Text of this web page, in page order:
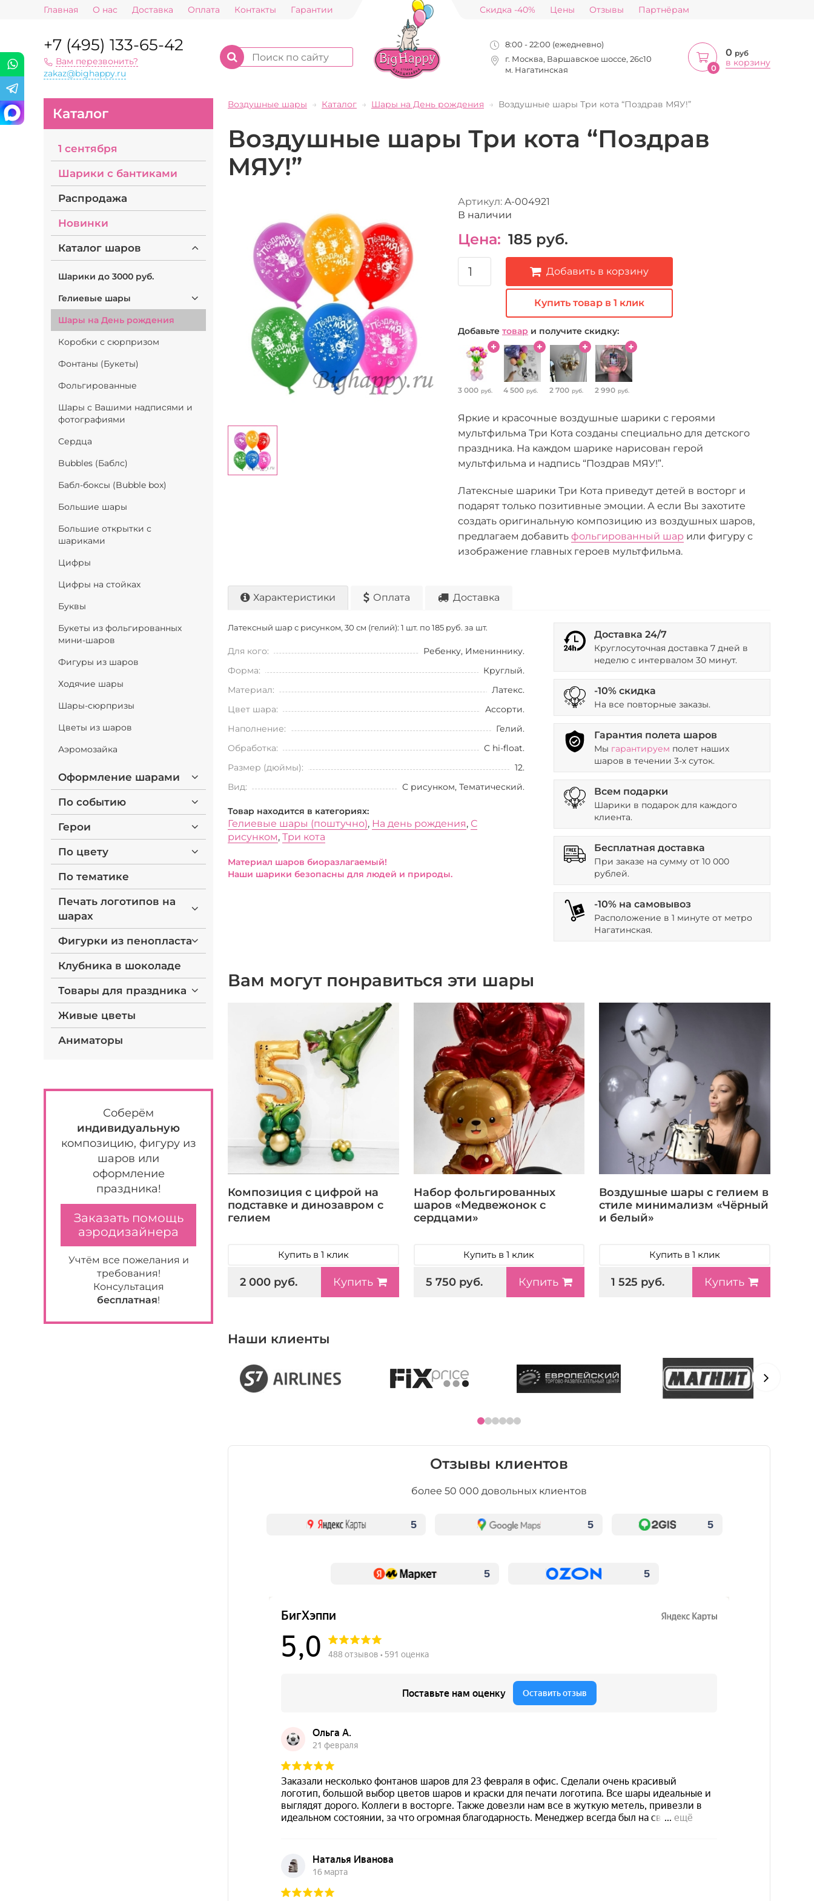
Главная О нас Доставка Оплата Контакты Гарантии Скидка -40% Цены Отзывы Партнёрам
+7 (495) 133-65-42
Вам перезвонить?
zakaz@bighappy.ru
8:00 - 22:00 (ежедневно)
г. Москва, Варшавское шоссе, 26с10
м. Нагатинская
0
0 руб
в корзину
Каталог
1 сентября
Шарики с бантиками
Распродажа
Новинки
Каталог шаров
Шарики до 3000 руб.
Гелиевые шары
Шары на День рождения
Коробки с сюрпризом
Фонтаны (Букеты)
Фольгированные
Шары с Вашими надписями и
фотографиями
Сердца
Bubbles (Баблс)
Бабл-боксы (Bubble box)
Большие шары
Большие открытки с
шариками
Цифры
Цифры на стойках
Буквы
Букеты из фольгированных
мини-шаров
Фигуры из шаров
Ходячие шары
Шары-сюрпризы
Цветы из шаров
Аэромозайка
Оформление шарами
По событию
Герои
По цвету
По тематике
Печать логотипов на
шарах
Фигурки из пенопласта
Клубника в шоколаде
Товары для праздника
Живые цветы
Аниматоры
Соберём
индивидуальную
композицию, фигуру из
шаров или
оформление
праздника!
Заказать помощь
аэродизайнера
Учтём все пожелания и
требования!
Консультация
бесплатная!
Воздушные шары Каталог Шары на День рождения Воздушные шары Три кота “Поздрав МЯУ!”
Воздушные шары Три кота “Поздрав
МЯУ!”
Артикул: A-004921
В наличии
Цена: 185 руб.
Добавить в корзину
Купить товар в 1 клик
Добавьте товар и получите скидку:
3 000 руб. 4 500 руб. 2 700 руб. 2 990 руб.
Яркие и красочные воздушные шарики с героями
мультфильма Три Кота созданы специально для детского
праздника. На каждом шарике нарисован герой
мультфильма и надпись “Поздрав МЯУ!”.
Латексные шарики Три Кота приведут детей в восторг и
подарят только позитивные эмоции. А если Вы захотите
создать оригинальную композицию из воздушных шаров,
предлагаем добавить фольгированный шар или фигуру с
изображение главных героев мультфильма.
Характеристики Оплата Доставка
Латексный шар с рисунком, 30 см (гелий): 1 шт. по 185 руб. за шт.
Для кого:
Ребенку, Имениннику.
Форма:
Круглый.
Материал:
Латекс.
Цвет шара:
Ассорти.
Наполнение:
Гелий.
Обработка:
С hi-float.
Размер (дюймы):
12.
Вид:
С рисунком, Тематический.
Товар находится в категориях:
Гелиевые шары (поштучно), На день рождения, С
рисунком, Три кота
Материал шаров биоразлагаемый!
Наши шарики безопасны для людей и природы.
Доставка 24/7
Круглосуточная доставка 7 дней в
неделю с интервалом 30 минут.
-10% скидка
На все повторные заказы.
Гарантия полета шаров
Мы гарантируем полет наших
шаров в течении 3-х суток.
Всем подарки
Шарики в подарок для каждого
клиента.
Бесплатная доставка
При заказе на сумму от 10 000
рублей.
-10% на самовывоз
Расположение в 1 минуте от метро
Нагатинская.
Вам могут понравиться эти шары
Композиция с цифрой на
подставке и динозавром с
гелием
Купить в 1 клик
2 000 руб. Купить
Набор фольгированных
шаров «Медвежонок с
сердцами»
Купить в 1 клик
5 750 руб. Купить
Воздушные шары с гелием в
стиле минимализм «Чёрный
и белый»
Купить в 1 клик
1 525 руб. Купить
Наши клиенты
Отзывы клиентов
более 50 000 довольных клиентов
5 5 5
5 5